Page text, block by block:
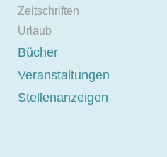
Zeitschriften
Urlaub
Bücher
Veranstaltungen
Stellenanzeigen